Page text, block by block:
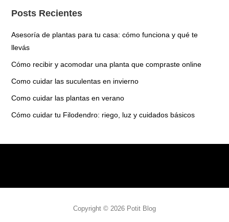
Posts Recientes
Asesoría de plantas para tu casa: cómo funciona y qué te
llevás
Cómo recibir y acomodar una planta que compraste online
Como cuidar las suculentas en invierno
Como cuidar las plantas en verano
Cómo cuidar tu Filodendro: riego, luz y cuidados básicos
Copyright © 2026 Potit Blog